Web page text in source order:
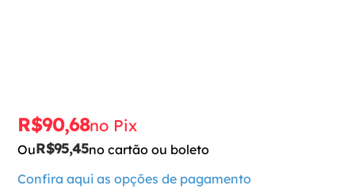
R$90,68no Pix
OuR$95,45no cartão ou boleto
Confira aqui as opções de pagamento